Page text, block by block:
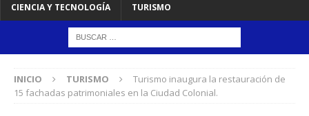
CIENCIA Y TECNOLOGÍA TURISMO
INICIO TURISMO
Turismo inaugura la restauración de
15 fachadas patrimoniales en la Ciudad Colonial.